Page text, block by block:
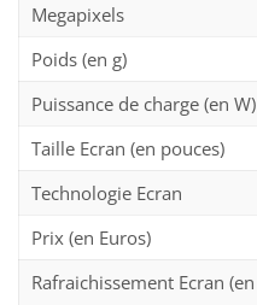
Megapixels
Poids (en g)
Puissance de charge (en W)
Taille Ecran (en pouces)
Technologie Ecran
Prix (en Euros)
Rafraichissement Ecran (en